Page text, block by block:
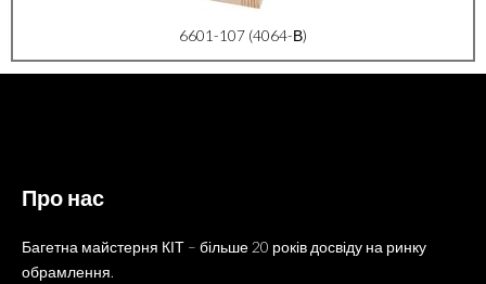
6601-107 (4064-В)
Про нас
Багетна майстерня КІТ – більше 20 років досвіду на ринку
обрамлення.